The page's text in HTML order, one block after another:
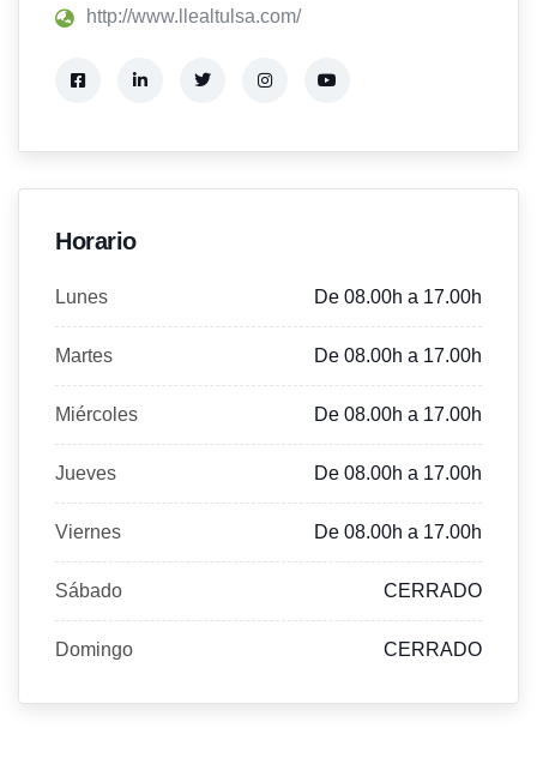
http://www.llealtulsa.com/
Horario
Lunes De 08.00h a 17.00h
Martes De 08.00h a 17.00h
Miércoles De 08.00h a 17.00h
Jueves De 08.00h a 17.00h
Viernes De 08.00h a 17.00h
Sábado CERRADO
Domingo CERRADO